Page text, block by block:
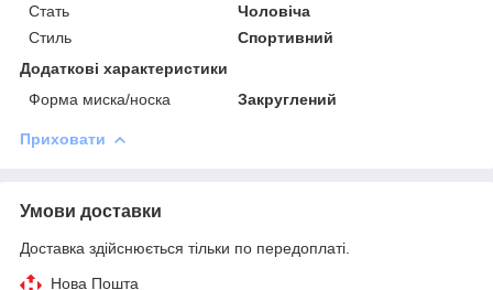
Стать
Чоловіча
Стиль
Спортивний
Додаткові характеристики
Форма миска/носка
Закруглений
Приховати
Умови доставки
Доставка здійснюється тільки по передоплаті.
Нова Пошта